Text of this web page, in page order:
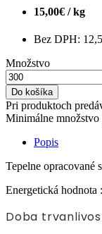
15,00€ / kg
Bez DPH:
Množstvo
Do košíka
Pri produktoch
Minimálne
Popis
Tepelne opracované
Energetická
Doba